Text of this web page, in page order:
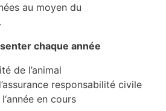
au moyen du
chaque année
de l’animal
responsabilité civile
en cours